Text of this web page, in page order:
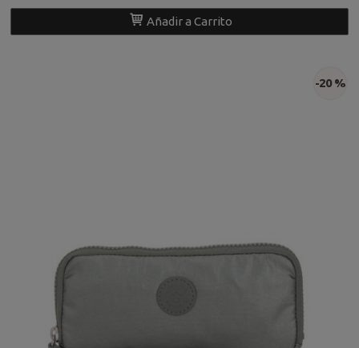
Añadir a Carrito
-20 %